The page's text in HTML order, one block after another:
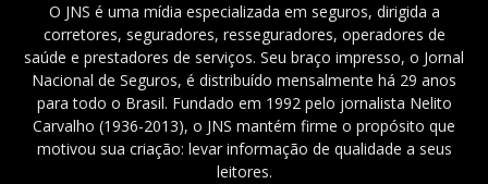
O JNS é uma mídia especializada em seguros, dirigida a
corretores, seguradores, resseguradores, operadores de
saúde e prestadores de serviços. Seu braço impresso, o Jornal
Nacional de Seguros, é distribuído mensalmente há 29 anos
para todo o Brasil. Fundado em 1992 pelo jornalista Nelito
Carvalho (1936-2013), o JNS mantém firme o propósito que
motivou sua criação: levar informação de qualidade a seus
leitores.